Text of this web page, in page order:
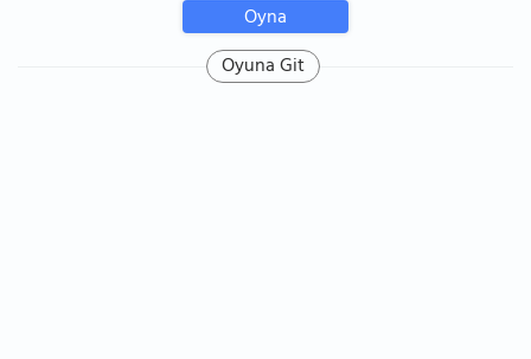
Oyna
Oyuna Git